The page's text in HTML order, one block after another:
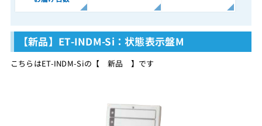
【新品】ET-INDM-Si：状態表示盤M
こちらはET-INDM-Siの【 新品 】です